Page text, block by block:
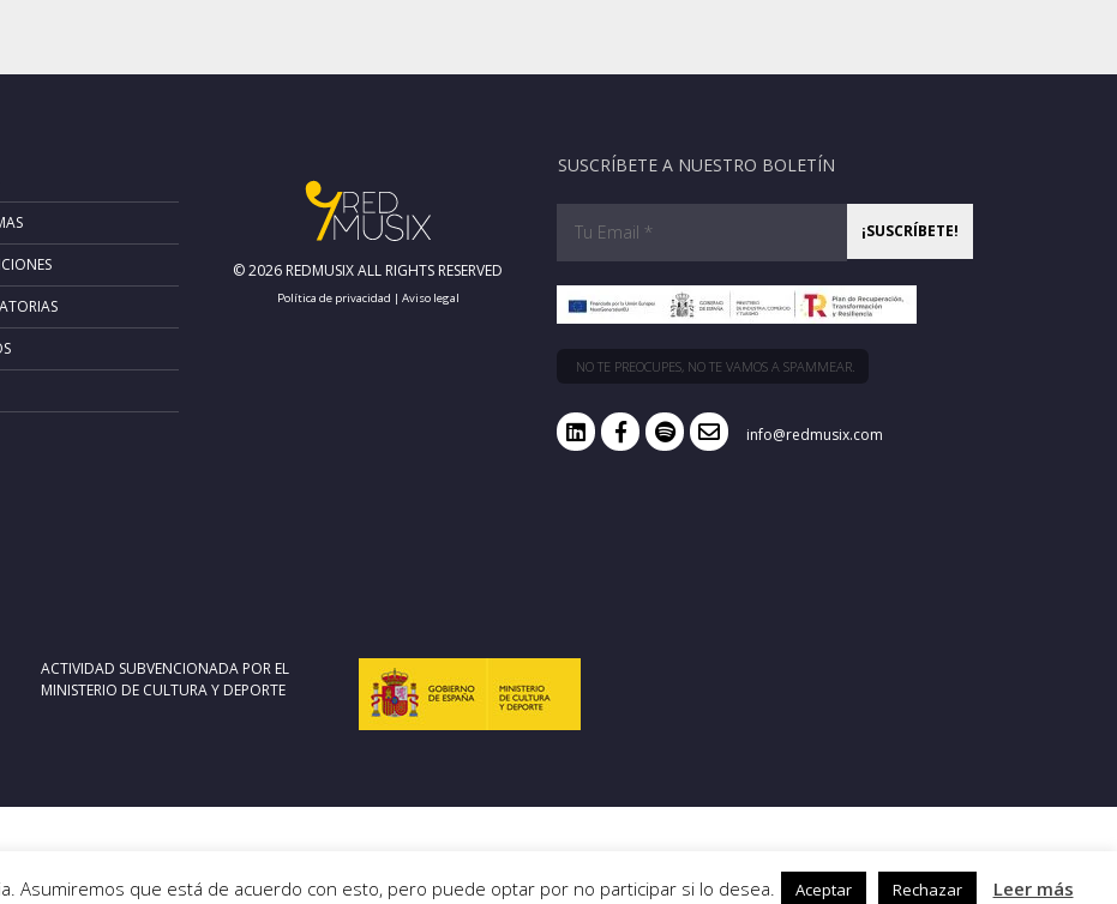
© 2026 REDMUSIX ALL RIGHTS RESERVED
Política de privacidad | Aviso legal
SUSCRÍBETE A NUESTRO BOLETÍN
NO TE PREOCUPES, NO TE VAMOS A SPAMMEAR.
info@redmusix.com
ACTIVIDAD SUBVENCIONADA POR EL
MINISTERIO DE CULTURA Y DEPORTE
Asumiremos que está de acuerdo con esto, pero puede optar por no participar si lo desea. Aceptar Rechazar Leer más